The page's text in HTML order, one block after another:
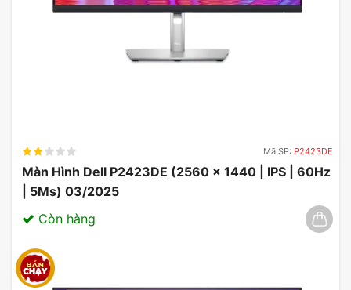
Mã SP: P2423DE
Màn Hình Dell P2423DE (2560 x 1440 | IPS | 60Hz
| 5Ms) 03/2025
Còn hàng